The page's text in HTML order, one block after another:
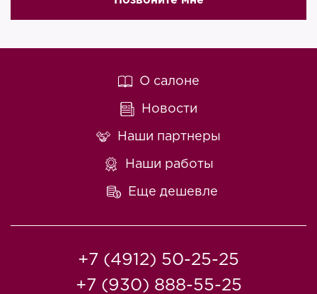
О салоне
Новости
Наши партнеры
Наши работы
Еще дешевле
+7 (4912) 50-25-25
+7 (930) 888-55-25